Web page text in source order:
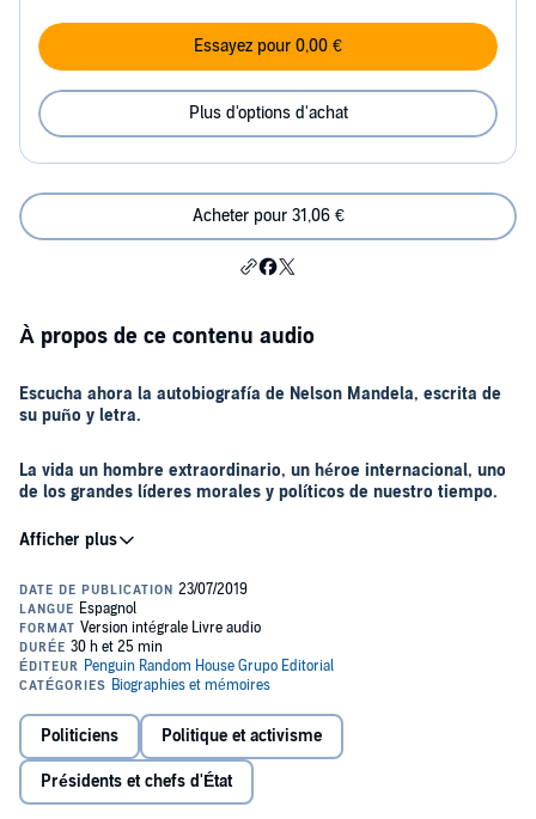
Essayez pour 0,00 €
Plus d'options d'achat
Acheter pour 31,06 €
À propos de ce contenu audio
Escucha ahora la autobiografía de Nelson Mandela, escrita de
su puño y letra.
La vida un hombre extraordinario, un héroe internacional, uno
de los grandes líderes morales y políticos de nuestro tiempo.
El largo camino hacia la libertad
y triunfo final narrada con la claridad y elocuencia de un líder nato.
Nelson Mandela representa para millones de personas el triunfo de
la dignidad y de la esperanza sobre la desesperación y el odio, de la
autodisciplina y el amor sobre la persecución y la ignominia. Su
extraordinaria vida consagrada a la lucha contra la opresión racial lo
hizo merecedor del Premio Nobel de la Paz y lo alzó a la presidencia
de su país.
Desde su triunfal puesta en libertad en 1990 se convirtió en el
centro del acontecimiento político más complejo y alentador de los
últimos tiempos.
Politiciens Politique et activisme
Présidents et chefs d'État